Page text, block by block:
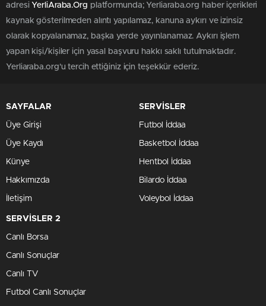
adresiYerliAraba.Org platformunda; Yerliaraba.org haber içerikleri
kaynak gösterilmeden alıntı yapılamaz, kanuna aykırı ve izinsiz
olarak kopyalanamaz, başka yerde yayınlanamaz. Aykırı işlem
yapan kişi/kişiler için yasal başvuru hakkı saklı tutulmaktadır.
Yerliaraba.org'u tercih ettiğiniz için teşekkür ederiz.
SAYFALAR
Üye Girişi
Üye Kaydı
Künye
Hakkımızda
İletişim
SERVİSLER
Futbol İddaa
Basketbol İddaa
Hentbol İddaa
Bilardo İddaa
Voleybol İddaa
SERVİSLER 2
Canlı Borsa
Canlı Sonuçlar
Canlı TV
Futbol Canlı Sonuçlar